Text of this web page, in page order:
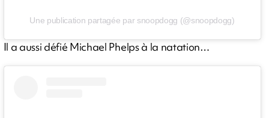
Une publication partagée par snoopdogg (@snoopdogg)
Il a aussi défié Michael Phelps à la natation…